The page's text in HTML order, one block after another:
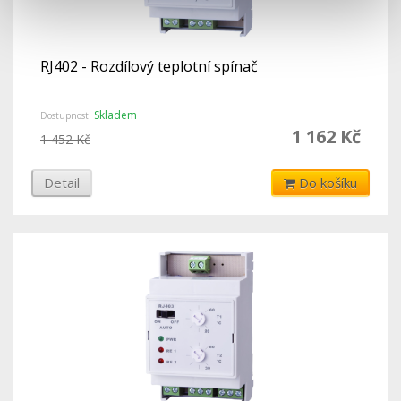
RJ402 - Rozdílový teplotní spínač
Dostupnost: Skladem
1 162 Kč
1 452 Kč
Detail Do košíku